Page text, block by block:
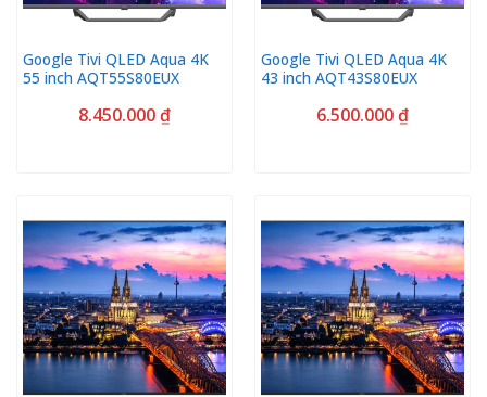
Google Tivi QLED Aqua 4K
55 inch AQT55S80EUX
8.450.000₫
Google Tivi QLED Aqua 4K
43 inch AQT43S80EUX
6.500.000₫